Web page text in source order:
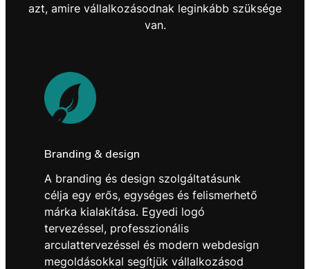
azt, amire vállalkozásodnak leginkább szüksége
van.
Branding & design
A branding és design szolgáltatásunk
célja egy erős, egységes és felismerhető
márka kialakítása. Egyedi logó
tervezéssel, professzionális
arculattervezéssel és modern webdesign
megoldásokkal segítjük vállalkozásod